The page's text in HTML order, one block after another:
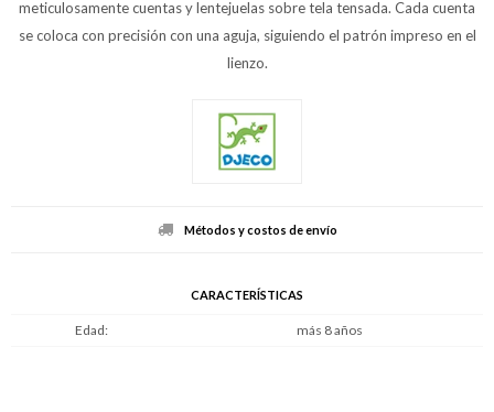
meticulosamente cuentas y lentejuelas sobre tela tensada. Cada cuenta
se coloca con precisión con una aguja, siguiendo el patrón impreso en el
lienzo.
Métodos y costos de envío
CARACTERÍSTICAS
Edad más 8 años